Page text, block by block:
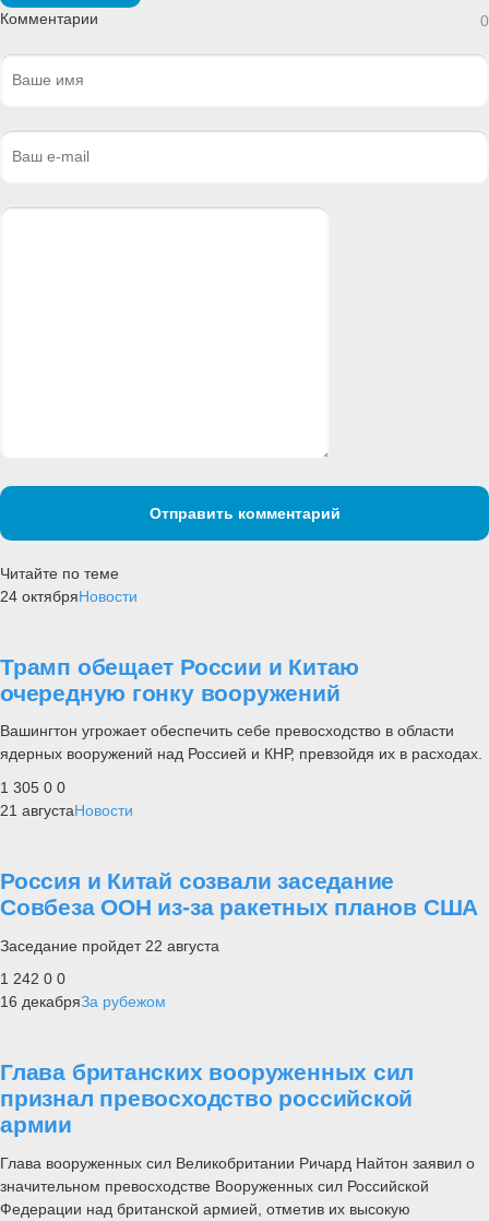
Комментарии 0
Отправить комментарий
Читайте по теме
24 октябряНовости
Трамп обещает России и Китаю
очередную гонку вооружений
Вашингтон угрожает обеспечить себе превосходство в области
ядерных вооружений над Россией и КНР, превзойдя их в расходах.
1 305 0 0
21 августаНовости
Россия и Китай созвали заседание
Совбеза ООН из-за ракетных планов США
Заседание пройдет 22 августа
1 242 0 0
16 декабряЗа рубежом
Глава британских вооруженных сил
признал превосходство российской
армии
Глава вооруженных сил Великобритании Ричард Найтон заявил о
значительном превосходстве Вооруженных сил Российской
Федерации над британской армией, отметив их высокую